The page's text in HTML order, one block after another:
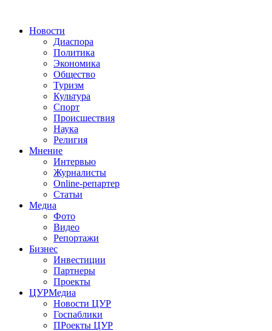
Новости
Диаспора
Политика
Экономика
Общество
Туризм
Культура
Спорт
Происшествия
Наука
Религия
Мнение
Интервью
Журналисты
Online-репартер
Статьи
Медиа
Фото
Видео
Репортажи
Бизнес
Инвестиции
Партнеры
Проекты
ЦУРМедиа
Новости ЦУР
Госпаблики
ПРоекты ЦУР